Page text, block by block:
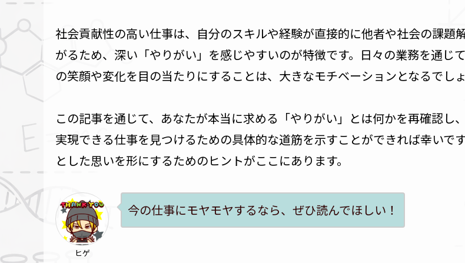
社会貢献性の高い仕事は、自分のスキルや経験が直接的に他者や社会の課題
がるため、深い「やりがい」を感じやすいのが特徴です。日々の業務を通じ
の笑顔や変化を目の当たりにすることは、大きなモチベーションとなるでしょ
この記事を通じて、あなたが本当に求める「やりがい」とは何かを再確認し
実現できる仕事を見つけるための具体的な道筋を示すことができれば幸いで
とした思いを形にするためのヒントがここにあります。
ヒゲ
今の仕事にモヤモヤするなら、ぜひ読んでほしい！